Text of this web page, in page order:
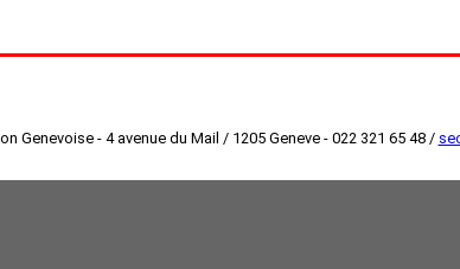
Genevoise - 4 avenue du Mail / 1205 Geneve - 022 321 65 48 /